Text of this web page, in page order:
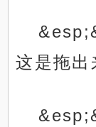
这是拖出